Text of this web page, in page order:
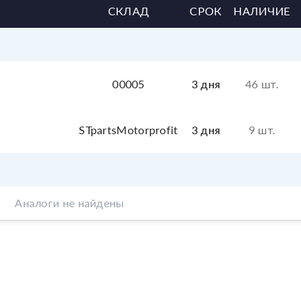
СКЛАД СРОК НАЛИЧИЕ
00005 3 дня 46 шт.
STpartsMotorprofit 3 дня 9 шт.
Аналоги не найдены